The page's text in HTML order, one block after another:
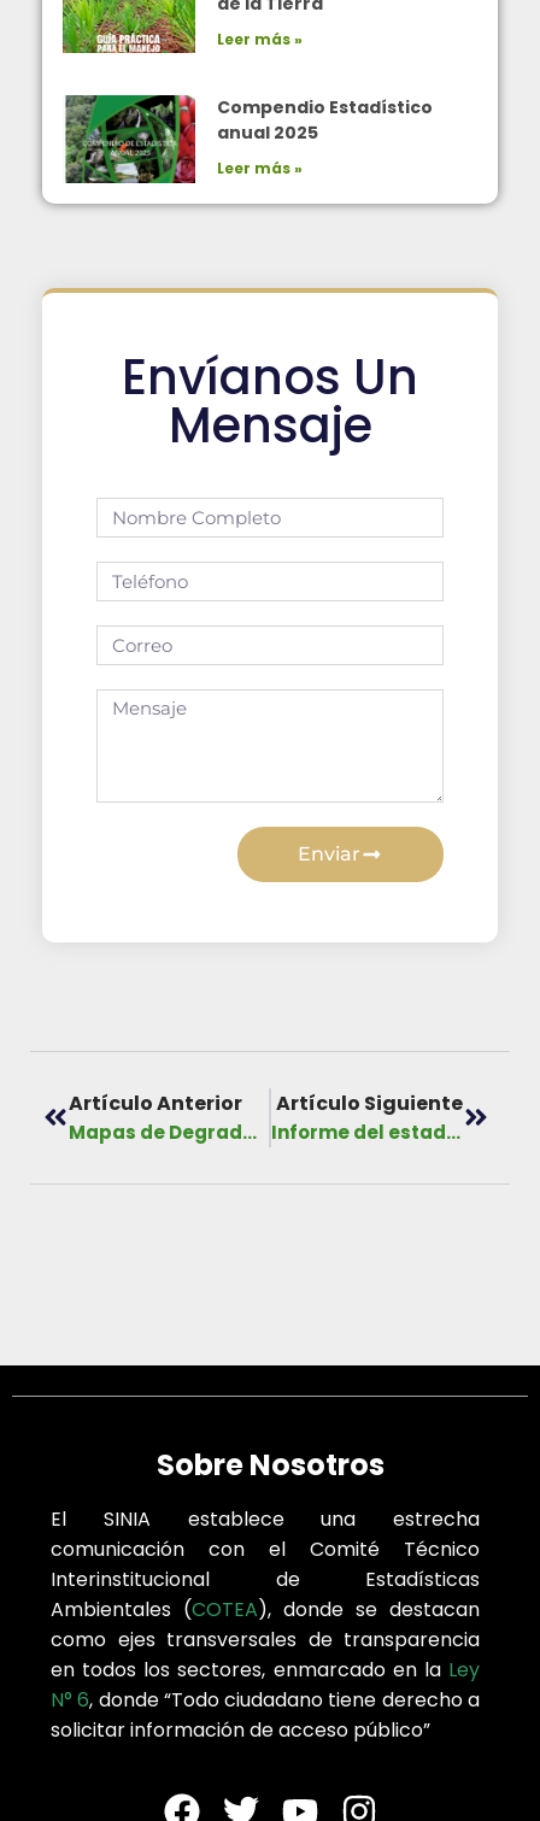
Leer más »
Compendio Estadístico
anual 2025
Leer más »
Envíanos Un
Mensaje
Enviar
Artículo Anterior
Mapas de Degradación
Artículo Siguiente
Informe del estado del Parque Nacional Coiba y su Zona Especial de Protección Marina, año 2015 (versión inglés)
Sobre Nosotros
El SINIA establece una estrecha
comunicación con el Comité Técnico
Interinstitucional de Estadísticas
Ambientales (COTEA), donde se destacan
como ejes transversales de transparencia
en todos los sectores, enmarcado en la Ley
N° 6, donde “Todo ciudadano tiene derecho a
solicitar información de acceso público”